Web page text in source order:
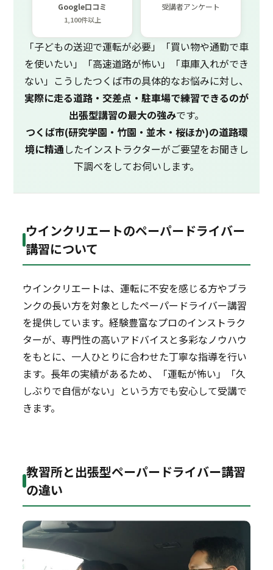
Google口コミ
1,100件以上
受講者アンケート
「子どもの送迎で運転が必要」「買い物や通勤で車
を使いたい」「高速道路が怖い」「車庫入れができ
ない」こうしたつくば市の具体的なお悩みに対し、
実際に走る道路・交差点・駐車場で練習できるのが
出張型講習の最大の強みです。
つくば市(研究学園・竹園・並木・桜ほか)の道路環
境に精通したインストラクターがご要望をお聞きし
下調べをしてお伺いします。
ウインクリエートのペーパードライバー
講習について
ウインクリエートは、運転に不安を感じる方やブラ
ンクの長い方を対象としたペーパードライバー講習
を提供しています。経験豊富なプロのインストラク
ターが、専門性の高いアドバイスと多彩なノウハウ
をもとに、一人ひとりに合わせた丁寧な指導を行い
ます。長年の実績があるため、「運転が怖い」「久
しぶりで自信がない」という方でも安心して受講で
きます。
教習所と出張型ペーパードライバー講習
の違い